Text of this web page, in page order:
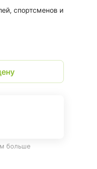
спортсменов и
больше